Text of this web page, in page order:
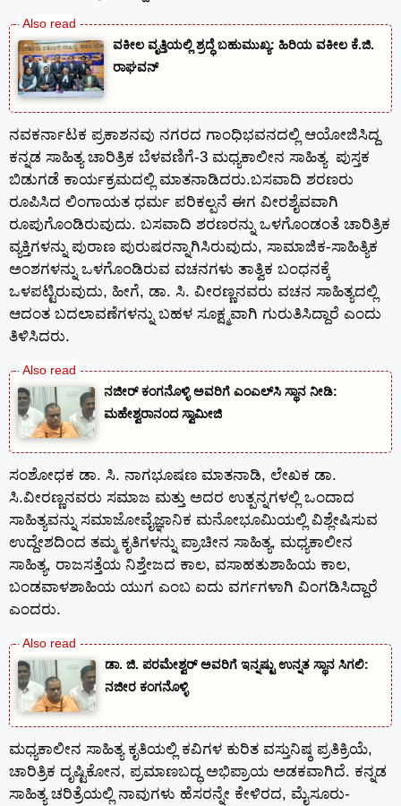
ವಕೀಲ ವೃತ್ತಿಯಲ್ಲಿ ಶ್ರದ್ಧೆ ಬಹುಮುಖ್ಯ: ಹಿರಿಯ ವಕೀಲ ಕೆ.ಜಿ.
ರಾಘವನ್
ನವಕರ್ನಾಟಕ ಪ್ರಕಾಶನವು ನಗರದ ಗಾಂಧಿಭವನದಲ್ಲಿ ಆಯೋಜಿಸಿದ್ದ
ಕನ್ನಡ ಸಾಹಿತ್ಯ ಚಾರಿತ್ರಿಕ ಬೆಳವಣಿಗೆ-3 ಮಧ್ಯಕಾಲೀನ ಸಾಹಿತ್ಯ ಪುಸ್ತಕ
ಬಿಡುಗಡೆ ಕಾರ್ಯಕ್ರಮದಲ್ಲಿ ಮಾತನಾಡಿದರು.ಬಸವಾದಿ ಶರಣರು
ರೂಪಿಸಿದ ಲಿಂಗಾಯತ ಧರ್ಮ ಪರಿಕಲ್ಪನೆ ಈಗ ವೀರಶೈವವಾಗಿ
ರೂಪುಗೊಂಡಿರುವುದು. ಬಸವಾದಿ ಶರಣರನ್ನು ಒಳಗೊಂಡಂತೆ ಚಾರಿತ್ರಿಕ
ವ್ಯಕ್ತಿಗಳನ್ನು ಪುರಾಣ ಪುರುಷರನ್ನಾಗಿಸಿರುವುದು, ಸಾಮಾಜಿಕ-ಸಾಹಿತ್ಯಿಕ
ಅಂಶಗಳನ್ನು ಒಳಗೊಂಡಿರುವ ವಚನಗಳು ತಾತ್ವಿಕ ಬಂಧನಕ್ಕೆ
ಒಳಪಟ್ಟಿರುವುದು, ಹೀಗೆ, ಡಾ. ಸಿ. ವೀರಣ್ಣನವರು ವಚನ ಸಾಹಿತ್ಯದಲ್ಲಿ
ಆದಂತ ಬದಲಾವಣೆಗಳನ್ನು ಬಹಳ ಸೂಕ್ಷ್ಮವಾಗಿ ಗುರುತಿಸಿದ್ದಾರೆ ಎಂದು
ತಿಳಿಸಿದರು.
ನಜೀರ್ ಕಂಗನೊಳ್ಳಿ ಅವರಿಗೆ ಎಂಎಲ್‌ಸಿ ಸ್ಥಾನ ನೀಡಿ:
ಮಹೇಶ್ವರಾನಂದ ಸ್ವಾಮೀಜಿ
ಸಂಶೋಧಕ ಡಾ. ಸಿ. ನಾಗಭೂಷಣ ಮಾತನಾಡಿ, ಲೇಖಕ ಡಾ.
ಸಿ.ವೀರಣ್ಣನವರು ಸಮಾಜ ಮತ್ತು ಅದರ ಉತ್ಪನ್ನಗಳಲ್ಲಿ ಒಂದಾದ
ಸಾಹಿತ್ಯವನ್ನು ಸಮಾಜೋವೈಜ್ಞಾನಿಕ ಮನೋಭೂಮಿಯಲ್ಲಿ ವಿಶ್ಲೇಷಿಸುವ
ಉದ್ದೇಶದಿಂದ ತಮ್ಮ ಕೃತಿಗಳನ್ನು ಪ್ರಾಚೀನ ಸಾಹಿತ್ಯ, ಮಧ್ಯಕಾಲೀನ
ಸಾಹಿತ್ಯ, ರಾಜಸತ್ತೆಯ ನಿಶ್ತೇಜದ ಕಾಲ, ವಸಾಹತುಶಾಹಿಯ ಕಾಲ,
ಬಂಡವಾಳಶಾಹಿಯ ಯುಗ ಎಂಬ ಐದು ವರ್ಗಗಳಾಗಿ ವಿಂಗಡಿಸಿದ್ದಾರೆ
ಎಂದರು.
ಡಾ. ಜಿ. ಪರಮೇಶ್ವರ್ ಅವರಿಗೆ ಇನ್ನಷ್ಟು ಉನ್ನತ ಸ್ಥಾನ ಸಿಗಲಿ:
ನಜೀರ ಕಂಗನೊಳ್ಳಿ
ಮಧ್ಯಕಾಲೀನ ಸಾಹಿತ್ಯ ಕೃತಿಯಲ್ಲಿ ಕವಿಗಳ ಕುರಿತ ವಸ್ತುನಿಷ್ಠ ಪ್ರತಿಕ್ರಿಯೆ,
ಚಾರಿತ್ರಿಕ ದೃಷ್ಟಿಕೋನ, ಪ್ರಮಾಣಬದ್ಧ ಅಭಿಪ್ರಾಯ ಅಡಕವಾಗಿದೆ. ಕನ್ನಡ
ಸಾಹಿತ್ಯ ಚರಿತ್ರೆಯಲ್ಲಿ ನಾವುಗಳು ಹೆಸರನ್ನೇ ಕೇಳಿರದ, ಮೈಸೂರು-